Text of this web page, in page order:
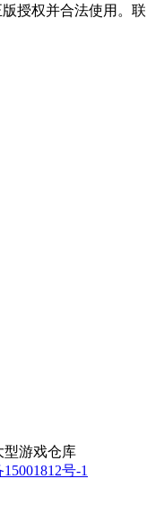
授权并合法使用。联
型游戏仓库
号-1